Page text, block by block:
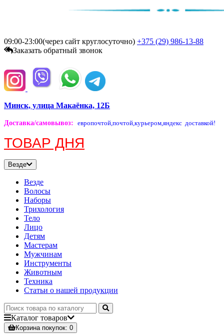
09:00-23:00(через сайт круглосуточно) +375 (29) 986-13-88
Заказать обратный звонок
Минск, улица Макаёнка, 12Б
Доставка/самовывоз: европочтой,почтой,курьером,яндекс доставкой!
ТОВАР ДНЯ
Везде
Везде
Волосы
Наборы
Трихология
Тело
Лицо
Детям
Мастерам
Мужчинам
Инструменты
Животным
Техника
Статьи о нашей продукции
Каталог товаров
Корзинапокупок: 0